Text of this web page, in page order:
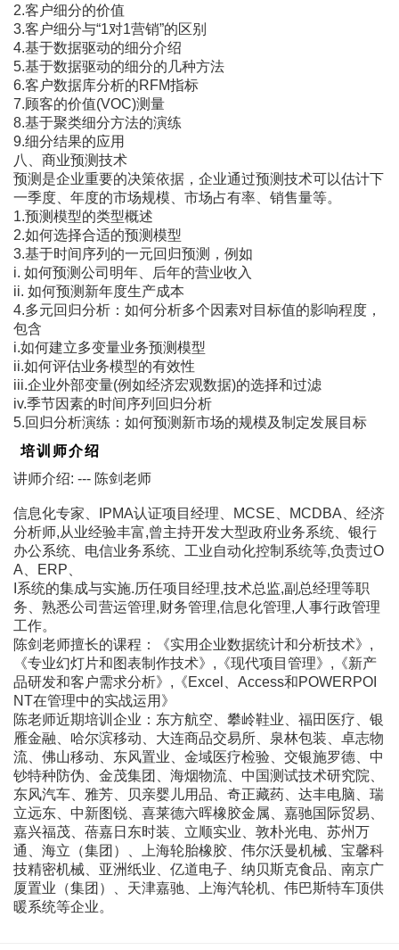
2.客户细分的价值
3.客户细分与“1对1营销”的区别
4.基于数据驱动的细分介绍
5.基于数据驱动的细分的几种方法
6.客户数据库分析的RFM指标
7.顾客的价值(VOC)测量
8.基于聚类细分方法的演练
9.细分结果的应用
八、商业预测技术
预测是企业重要的决策依据，企业通过预测技术可以估计下
一季度、年度的市场规模、市场占有率、销售量等。
1.预测模型的类型概述
2.如何选择合适的预测模型
3.基于时间序列的一元回归预测，例如
i. 如何预测公司明年、后年的营业收入
ii. 如何预测新年度生产成本
4.多元回归分析：如何分析多个因素对目标值的影响程度，
包含
i.如何建立多变量业务预测模型
ii.如何评估业务模型的有效性
iii.企业外部变量(例如经济宏观数据)的选择和过滤
iv.季节因素的时间序列回归分析
5.回归分析演练：如何预测新市场的规模及制定发展目标
培训师介绍
讲师介绍: --- 陈剑老师
信息化专家、IPMA认证项目经理、MCSE、MCDBA、经济
分析师,从业经验丰富,曾主持开发大型政府业务系统、银行
办公系统、电信业务系统、工业自动化控制系统等,负责过O
A、ERP、
I系统的集成与实施.历任项目经理,技术总监,副总经理等职
务、熟悉公司营运管理,财务管理,信息化管理,人事行政管理
工作。
陈剑老师擅长的课程：《实用企业数据统计和分析技术》,
《专业幻灯片和图表制作技术》,《现代项目管理》,《新产
品研发和客户需求分析》,《Excel、Access和POWERPOI
NT在管理中的实战运用》
陈老师近期培训企业：东方航空、攀岭鞋业、福田医疗、银
雁金融、哈尔滨移动、大连商品交易所、泉林包装、卓志物
流、佛山移动、东风置业、金域医疗检验、交银施罗德、中
钞特种防伪、金茂集团、海烟物流、中国测试技术研究院、
东风汽车、雅芳、贝亲婴儿用品、奇正藏药、达丰电脑、瑞
立远东、中新图锐、喜莱德六晖橡胶金属、嘉驰国际贸易、
嘉兴福茂、蓓嘉日东时装、立顺实业、敦朴光电、苏州万
通、海立（集团）、上海轮胎橡胶、伟尔沃曼机械、宝馨科
技精密机械、亚洲纸业、亿道电子、纳贝斯克食品、南京广
厦置业（集团）、天津嘉驰、上海汽轮机、伟巴斯特车顶供
暖系统等企业。